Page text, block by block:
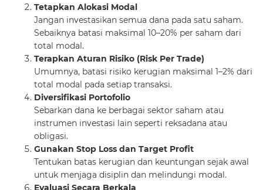
Tetapkan Alokasi Modal
Jangan investasikan semua dana pada satu saham.
Sebaiknya batasi maksimal 10–20% per saham dari
total modal.
Terapkan Aturan Risiko (Risk Per Trade)
Umumnya, batasi risiko kerugian maksimal 1–2% dari
total modal pada setiap transaksi.
Diversifikasi Portofolio
Sebarkan dana ke berbagai sektor saham atau
instrumen investasi lain seperti reksadana atau
obligasi.
Gunakan Stop Loss dan Target Profit
Tentukan batas kerugian dan keuntungan sejak awal
untuk menjaga disiplin dan melindungi modal.
Evaluasi Secara Berkala